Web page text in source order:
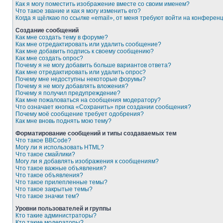
Как я могу поместить изображение вместе со своим именем?
Что такое звание и как я могу изменить его?
Когда я щёлкаю по ссылке «email», от меня требуют войти на
Создание сообщений
Как мне создать тему в форуме?
Как мне отредактировать или удалить сообщение?
Как мне добавить подпись к своему сообщению?
Как мне создать опрос?
Почему я не могу добавить больше вариантов ответа?
Как мне отредактировать или удалить опрос?
Почему мне недоступны некоторые форумы?
Почему я не могу добавлять вложения?
Почему я получил предупреждение?
Как мне пожаловаться на сообщения модератору?
Что означает кнопка «Сохранить» при создании сообщения?
Почему моё сообщение требует одобрения?
Как мне вновь поднять мою тему?
Форматирование сообщений и типы создаваемых тем
Что такое BBCode?
Могу ли я использовать HTML?
Что такое смайлики?
Могу ли я добавлять изображения к сообщениям?
Что такое важные объявления?
Что такое объявления?
Что такое прилепленные темы?
Что такое закрытые темы?
Что такое значки тем?
Уровни пользователей и группы
Кто такие администраторы?